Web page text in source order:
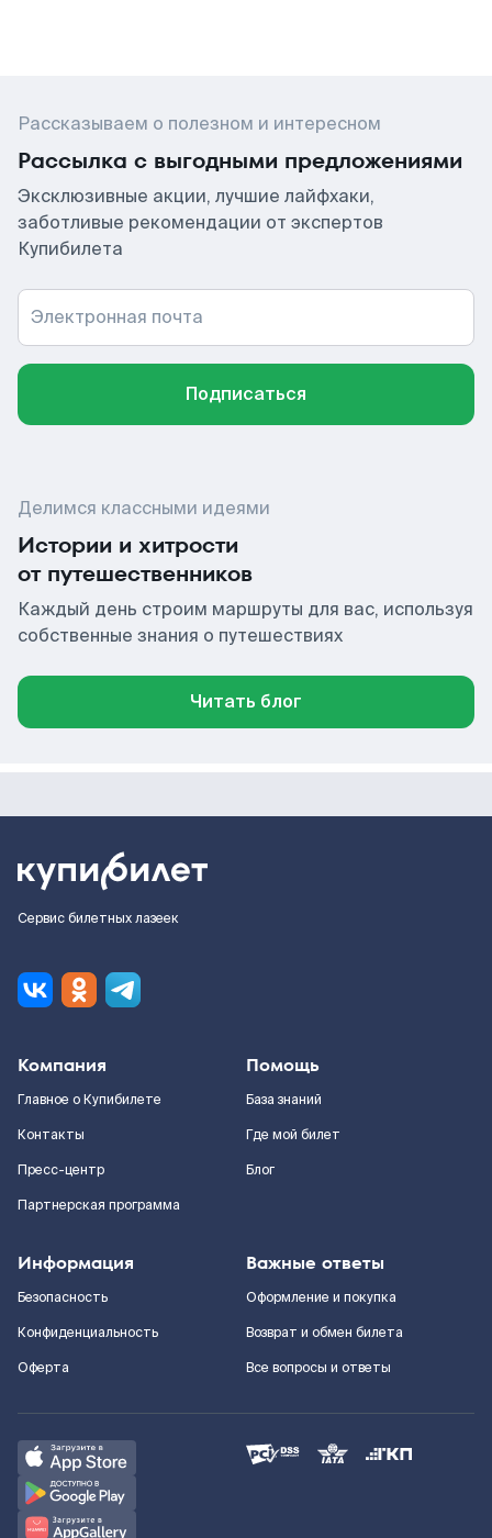
Рассказываем о полезном и интересном
Рассылка с выгодными предложениями
Эксклюзивные акции, лучшие лайфхаки,
заботливые рекомендации от экспертов
Купибилета
Электронная почта
Подписаться
Делимся классными идеями
Истории и хитрости
от путешественников
Каждый день строим маршруты для вас, используя
собственные знания о путешествиях
Читать блог
Сервис билетных лазеек
Компания
Главное о Купибилете
Контакты
Пресс-центр
Партнерская программа
Помощь
База знаний
Где мой билет
Блог
Информация
Безопасность
Конфиденциальность
Оферта
Важные ответы
Оформление и покупка
Возврат и обмен билета
Все вопросы и ответы